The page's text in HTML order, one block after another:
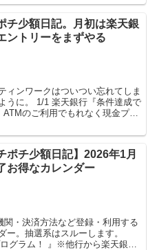
チ少額日記。月初は楽天銀
ントリーをまずやる
ィンワークはついつい忘れてしま
うに。 1/1 楽天銀行『条件達成で
のご利用でもれなく現金プレ
ポチ少額日記】2026年1月
お得なカレンダー
・決済方法など登録・利用する
ー。抽選系はスルーします。
グラム！ 』※他行から楽天銀行